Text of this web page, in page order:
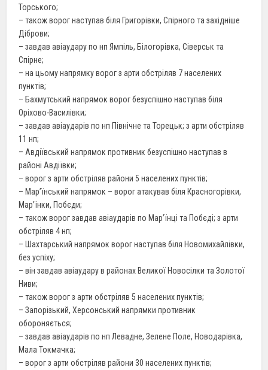
Торського;
– також ворог наступав біля Григорівки, Спірного та західніше
Діброви;
– завдав авіаудару по нп Ямпіль, Білогорівка, Сіверськ та
Спірне;
– на цьому напрямку ворог з арти обстріляв 7 населених
пунктів;
– Бахмутський напрямок ворог безуспішно наступав біля
Оріхово-Василівки;
– завдав авіаударів по нп Північне та Торецьк; з арти обстріляв
11 нп;
– Авдіївський напрямок противник безуспішно наступав в
районі Авдіївки;
– ворог з арти обстріляв райони 5 населених пунктів;
– Мар’їнський напрямок – ворог атакував біля Красногорівки,
Мар’їнки, Побєди;
– також ворог завдав авіаударів по Мар’їнці та Побєді; з арти
обстріляв 4 нп;
– Шахтарський напрямок ворог наступав біля Новомихайлівки,
без успіху;
– він завдав авіаудару в районах Великої Новосілки та Золотої
Ниви;
– також ворог з арти обстріляв 5 населених пунктів;
– Запорізький, Херсонський напрямки противник
обороняється;
– завдав авіаударів по нп Левадне, Зелене Поле, Новодарівка,
Мала Токмачка;
– ворог з арти обстріляв райони 30 населених пунктів;